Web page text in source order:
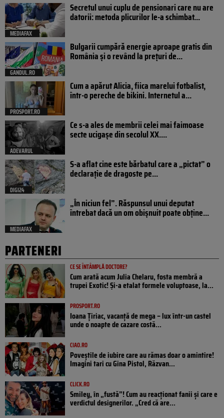
MEDIAFAX
Secretul unui cuplu de pensionari care nu are
datorii: metoda plicurilor le-a schimbat...
GANDUL.RO
Bulgarii cumpără energie aproape gratis din
România și o revând la prețuri de...
PROSPORT.RO
Cum a apărut Alicia, fiica marelui fotbalist,
într-o pereche de bikini. Internetul a...
ADEVARUL
Ce s-a ales de membrii celei mai faimoase
secte ucigașe din secolul XX....
DIGI24
S-a aflat cine este bărbatul care a „pictat” o
declarație de dragoste pe...
MEDIAFAX
„În niciun fel”. Răspunsul unui deputat
întrebat dacă un om obișnuit poate obține...
PARTENERI
CE SE ÎNTÂMPLĂ DOCTORE?
Cum arată acum Julia Chelaru, fosta membră a
trupei Exotic! Și-a etalat formele voluptoase, la...
PROSPORT.RO
Ioana Țiriac, vacanță de mega – lux într-un castel
unde o noapte de cazare costă...
CIAO.RO
Poveştile de iubire care au rămas doar o amintire!
Imagini tari cu Gina Pistol, Răzvan...
CLICK.RO
Smiley, în „fustă”! Cum au reacționat fanii și care e
verdictul designerilor. „Cred că are...